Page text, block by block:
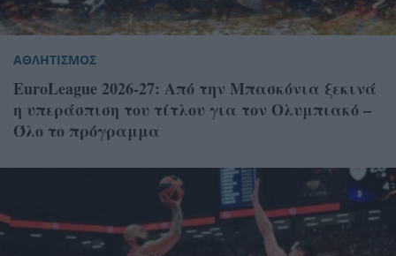
ΑΘΛΗΤΙΣΜΟΣ
EuroLeague 2026-27: Από την Μπασκόνια ξεκινά
η υπεράσπιση του τίτλου για τον Ολυμπιακό –
Όλο το πρόγραμμα